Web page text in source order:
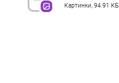
Картинки, 94.91 КБ